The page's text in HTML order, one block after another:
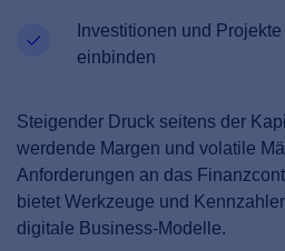
Investitionen und
einbinden
Steigender Druck seitens der
werdende Margen und volatile
Anforderungen an das
bietet Werkzeuge und
digitale Business-Modelle.